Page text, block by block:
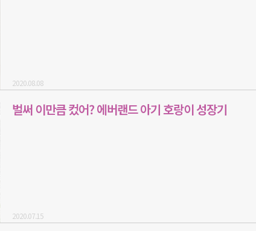
2020.08.08
벌써 이만큼 컸어? 에버랜드 아기 호랑이 성장기
2020.07.15